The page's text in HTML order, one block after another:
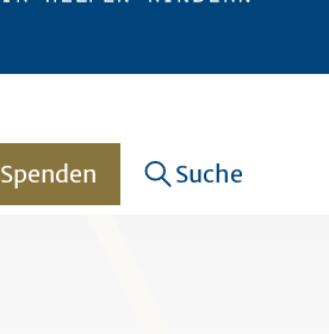
Spenden Suche